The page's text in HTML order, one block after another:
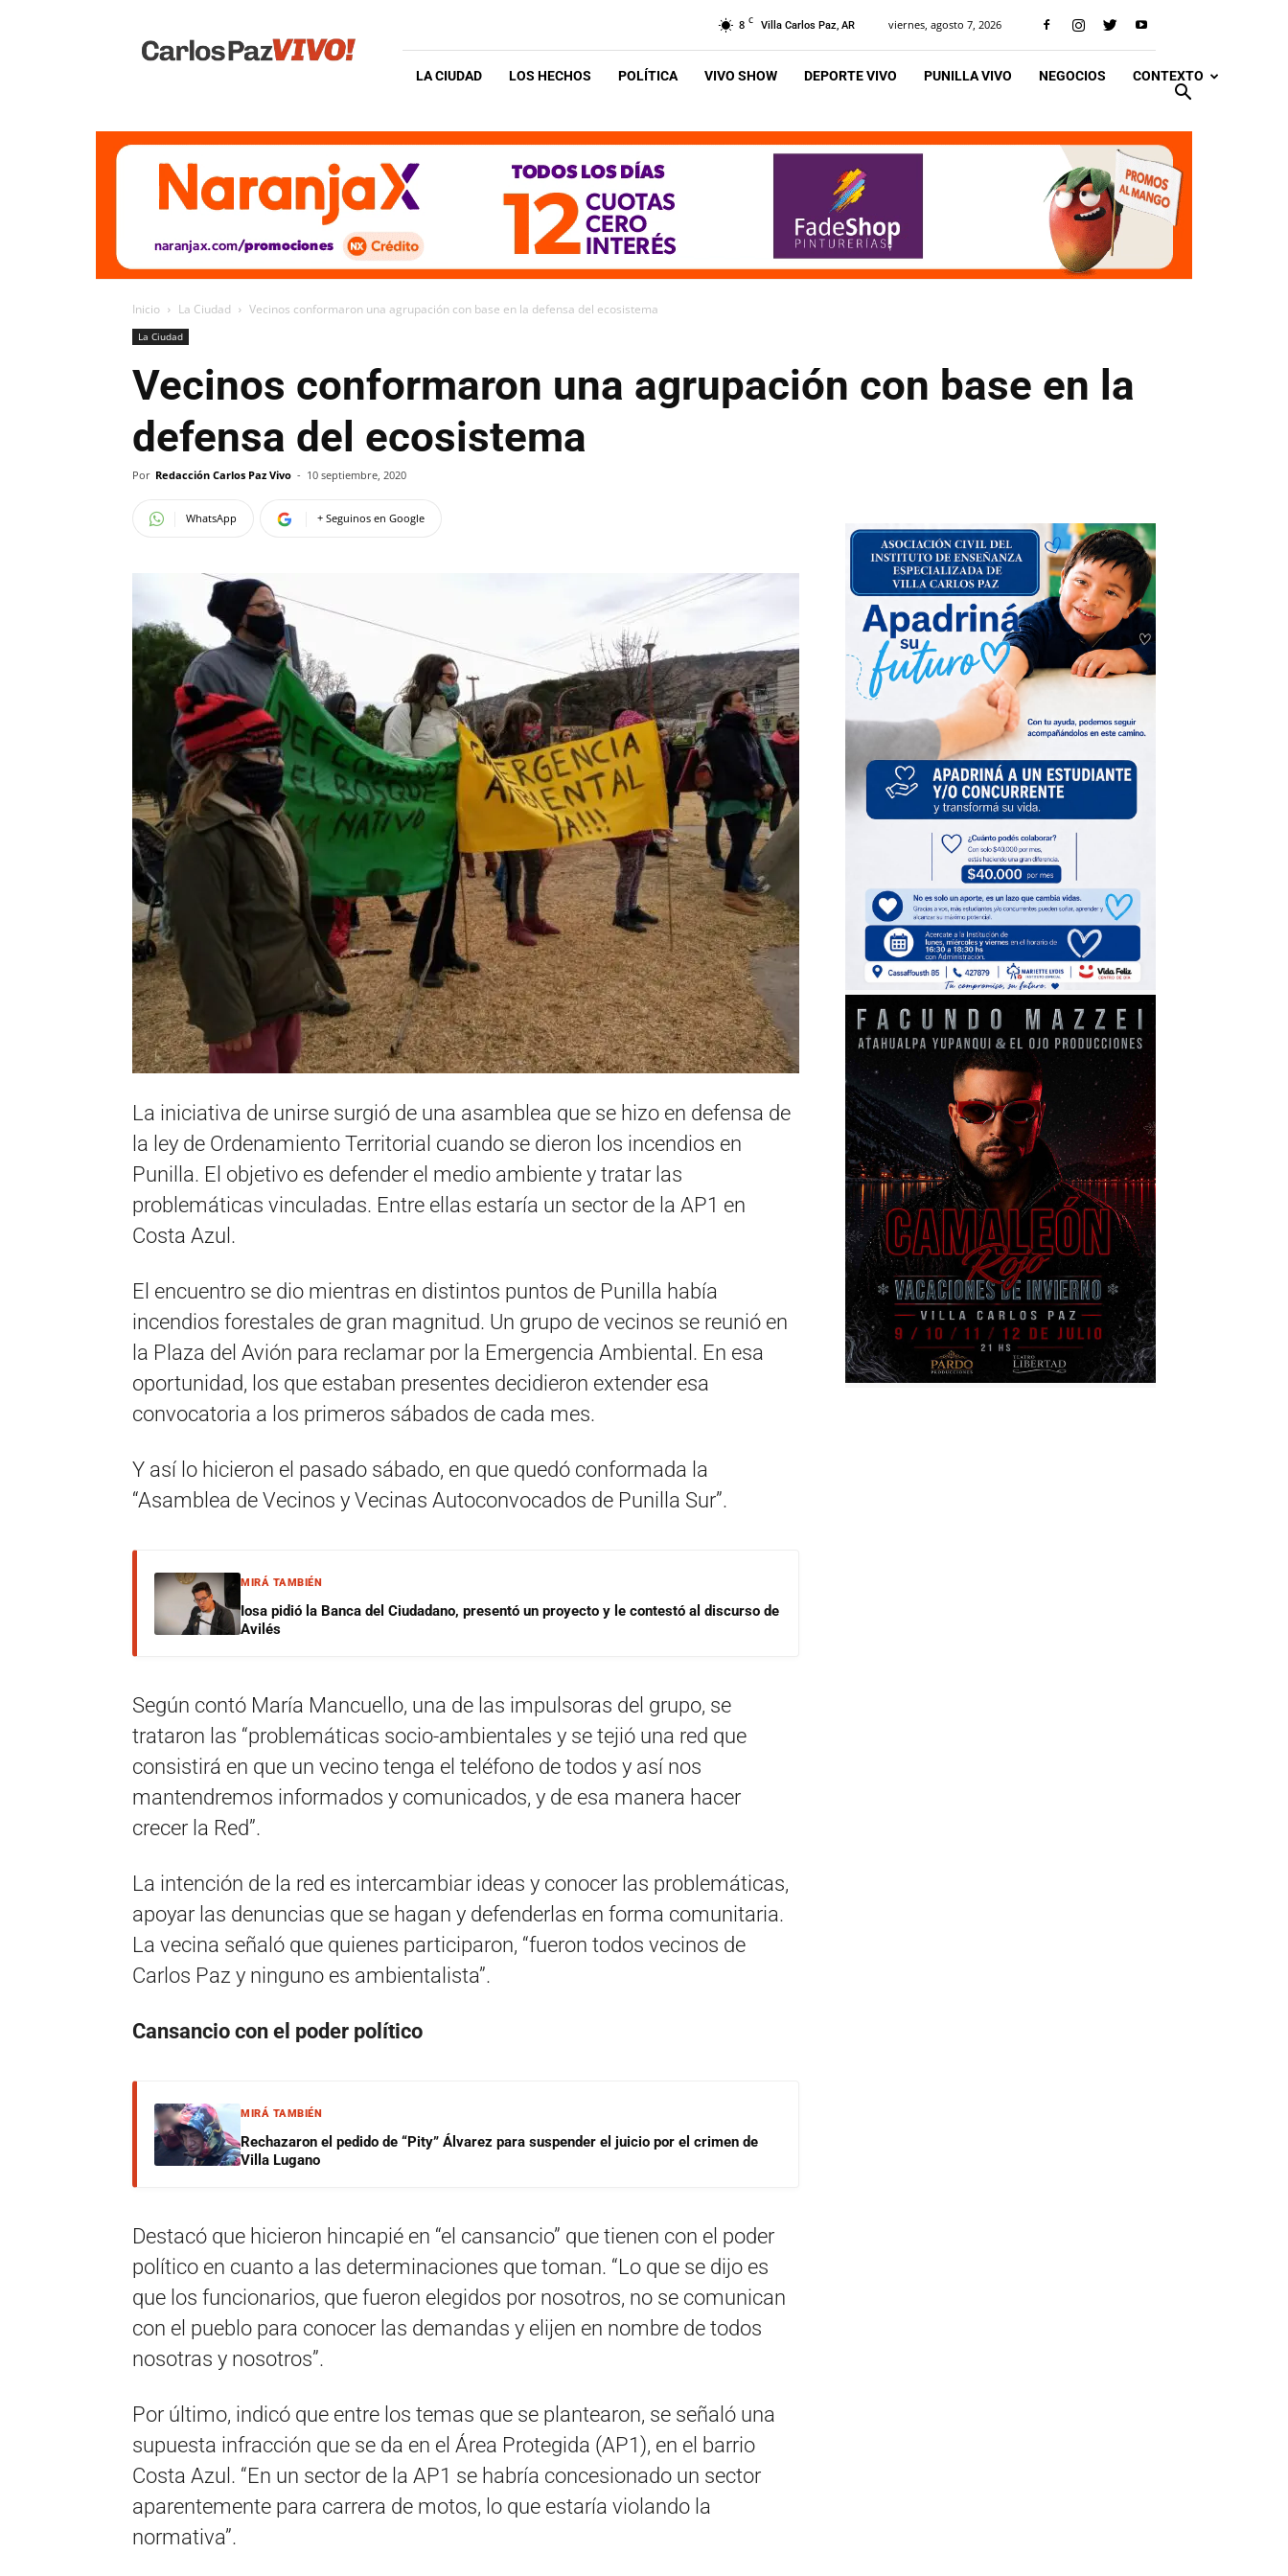
Vivo
8 C Villa Carlos Paz, AR viernes, agosto 7, 2026
LA CIUDAD LOS HECHOS POLÍTICA VIVO SHOW DEPORTE VIVO PUNILLA VIVO NEGOCIOS CONTEXTO
Inicio La Ciudad Vecinos conformaron una agrupación con base en la defensa del ecosistema
La Ciudad
Vecinos conformaron una agrupación con base en la
defensa del ecosistema
Por Redacción Carlos Paz Vivo - 10 septiembre, 2020
WhatsApp + Seguinos en Google
La iniciativa de unirse surgió de una asamblea que se hizo en defensa de
la ley de Ordenamiento Territorial cuando se dieron los incendios en
Punilla. El objetivo es defender el medio ambiente y tratar las
problemáticas vinculadas. Entre ellas estaría un sector de la AP1 en
Costa Azul.
El encuentro se dio mientras en distintos puntos de Punilla había
incendios forestales de gran magnitud. Un grupo de vecinos se reunió en
la Plaza del Avión para reclamar por la Emergencia Ambiental. En esa
oportunidad, los que estaban presentes decidieron extender esa
convocatoria a los primeros sábados de cada mes.
Y así lo hicieron el pasado sábado, en que quedó conformada la
“Asamblea de Vecinos y Vecinas Autoconvocados de Punilla Sur”.
MIRÁ TAMBIÉN
Iosa pidió la Banca del Ciudadano, presentó un proyecto y le contestó al discurso de
Avilés
Según contó María Mancuello, una de las impulsoras del grupo, se
trataron las “problemáticas socio-ambientales y se tejió una red que
consistirá en que un vecino tenga el teléfono de todos y así nos
mantendremos informados y comunicados, y de esa manera hacer
crecer la Red”.
La intención de la red es intercambiar ideas y conocer las problemáticas,
apoyar las denuncias que se hagan y defenderlas en forma comunitaria.
La vecina señaló que quienes participaron, “fueron todos vecinos de
Carlos Paz y ninguno es ambientalista”.
Cansancio con el poder político
MIRÁ TAMBIÉN
Rechazaron el pedido de “Pity” Álvarez para suspender el juicio por el crimen de
Villa Lugano
Destacó que hicieron hincapié en “el cansancio” que tienen con el poder
político en cuanto a las determinaciones que toman. “Lo que se dijo es
que los funcionarios, que fueron elegidos por nosotros, no se comunican
con el pueblo para conocer las demandas y elijen en nombre de todos
nosotras y nosotros”.
Por último, indicó que entre los temas que se plantearon, se señaló una
supuesta infracción que se da en el Área Protegida (AP1), en el barrio
Costa Azul. “En un sector de la AP1 se habría concesionado un sector
aparentemente para carrera de motos, lo que estaría violando la
normativa”.